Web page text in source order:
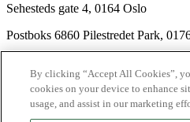
Sehesteds gate 4, 0164 Oslo
Postboks 6860 Pilestredet Park,
Nyhetsbrev
Ledige stillinger
Send inn manus
By clicking “Accept All Cookies”,
cookies on your device to enhance
usage, and assist in our marketing